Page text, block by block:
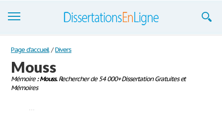
Dissertations
S'inscrire
Se connecter
Contactez-nous
Page d'accueil / Divers
Mouss
Mémoire: Mouss.Rechercher de 54 000+ Dissertation Gratuites et
Mémoires